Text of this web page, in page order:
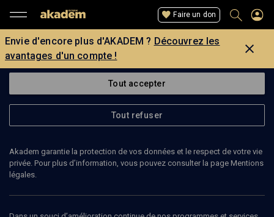
Faire un don
Envie d'encore plus d'AKADEM ? Découvrez les
avantages d'un compte !
expert en média numérique
Tout accepter
Tout refuser
Akadem garantie la protection de vos données et le respect de votre vie
privée. Pour plus d’information, vous pouvez consulter la page Mentions
légales.